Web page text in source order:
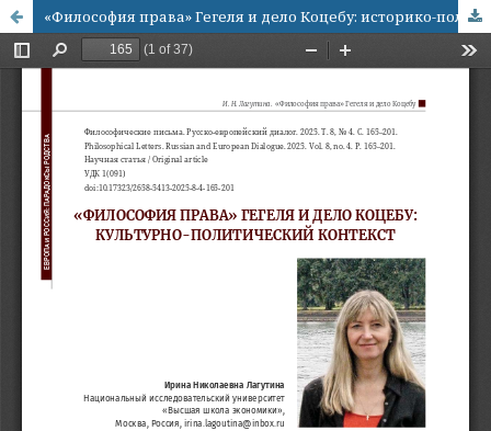
«Философия права» Гегеля и дело Коцебу: историко-политический контекст